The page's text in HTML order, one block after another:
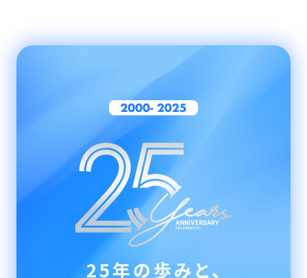
25年の歩みと、